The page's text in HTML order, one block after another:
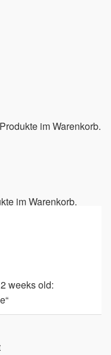
im Warenkorb.
im Warenkorb.
weeks old: